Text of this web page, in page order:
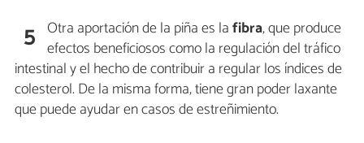
5 Otra aportación de la piña es lafibra, que produce
efectos beneficiosos como la regulación del tráfico
intestinal y el hecho de contribuir a regular los índices de
colesterol. De la misma forma, tiene gran poder laxante
que puede ayudar en casos de estreñimiento.